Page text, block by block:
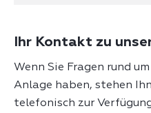
Ihr Kontakt zu
Wenn Sie Fragen rund
Anlage haben, stehen
telefonisch zur